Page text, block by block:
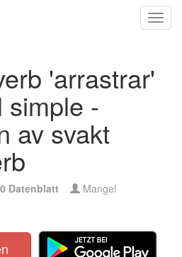
'arrastrar'
simple -
av svakt
Datenblatt Mangel